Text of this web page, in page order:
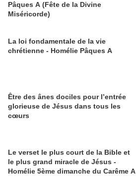
Pâques A (Fête de la Divine
Miséricorde)
La loi fondamentale de la vie
chrétienne - Homélie Pâques A
Être des ânes dociles pour l’entrée
glorieuse de Jésus dans tous les
cœurs
Le verset le plus court de la Bible et
le plus grand miracle de Jésus -
Homélie 5ème dimanche du Carême A